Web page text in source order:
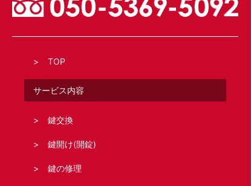
TOP
サービス内容
鍵交換
鍵開け(開錠)
鍵の修理